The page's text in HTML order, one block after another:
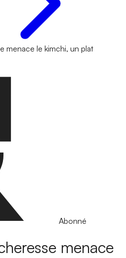
menace le kimchi, un plat
Abonné
menace